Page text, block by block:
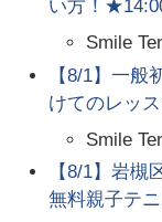
い方！
Smile
【8/1】一
けてのレッ
Smile
【8/1】岩
無料親子テ